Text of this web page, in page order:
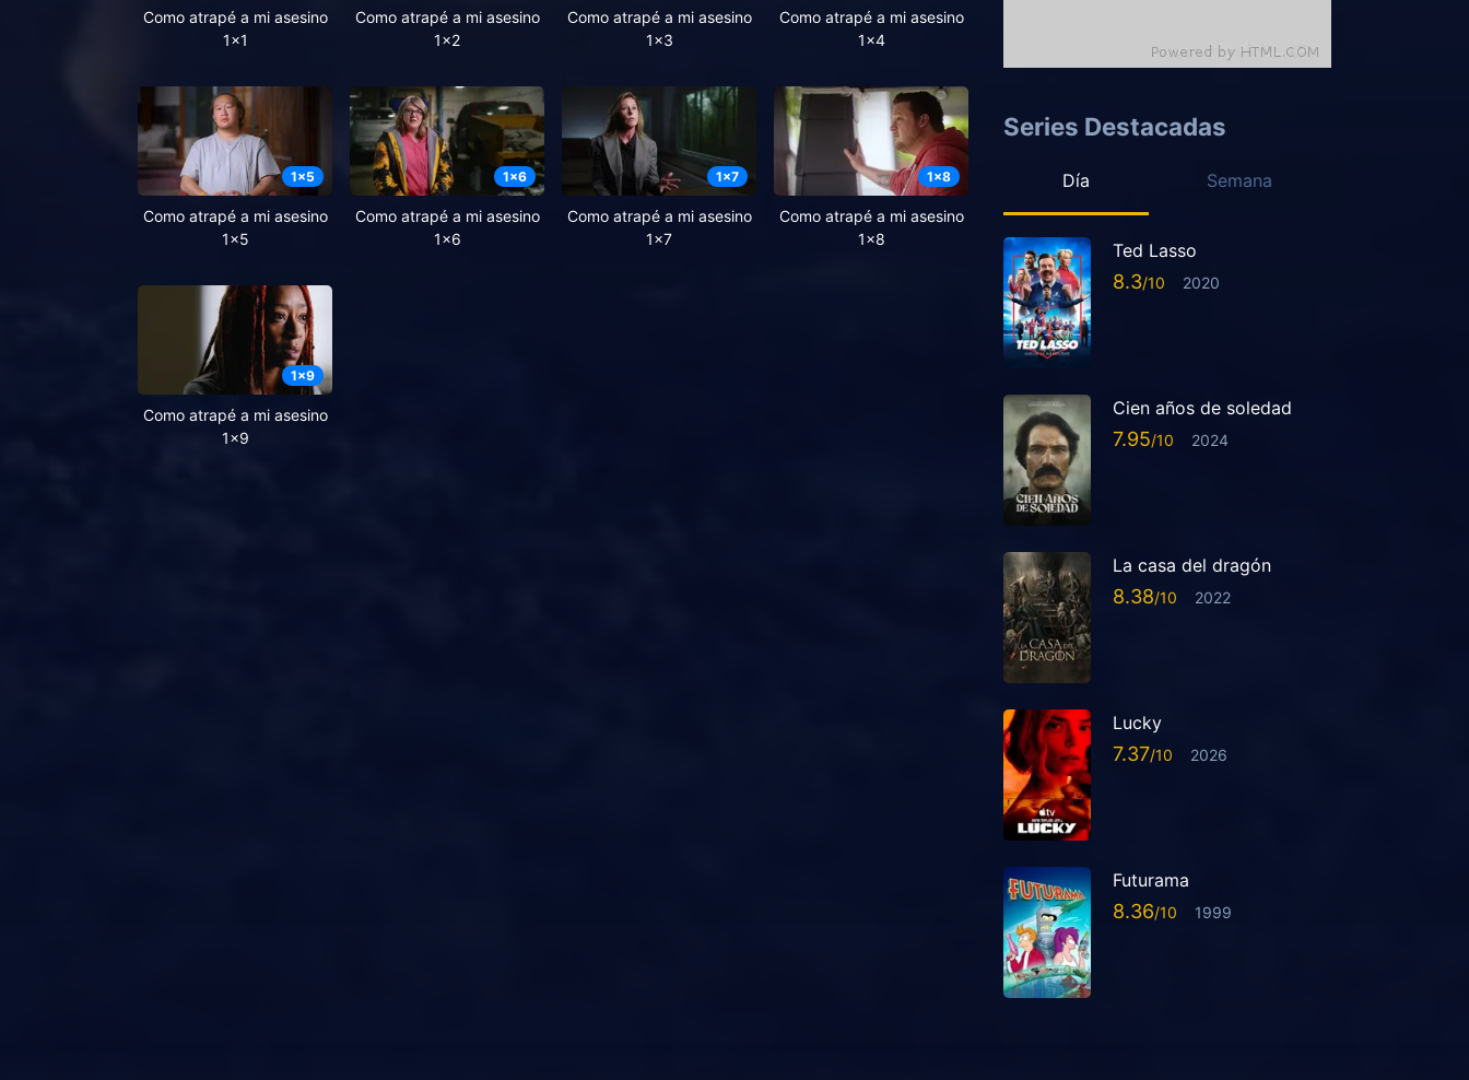
Como atrapé a mi asesino
1x1
Como atrapé a mi asesino
1x2
Como atrapé a mi asesino
1x3
Como atrapé a mi asesino
1x4
1x5
Como atrapé a mi asesino
1x5
1x6
Como atrapé a mi asesino
1x6
1x7
Como atrapé a mi asesino
1x7
1x8
Como atrapé a mi asesino
1x8
1x9
Como atrapé a mi asesino
1x9
Series Destacadas
Día Semana
Ted Lasso
8.3 2020
Cien años de soledad
7.95 2024
La casa del dragón
8.38 2022
Lucky
7.37 2026
Futurama
8.36 1999